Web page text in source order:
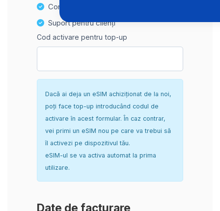
Configurare sigură și fără complicații
Suport pentru clienți
Cod activare pentru top-up
Dacă ai deja un eSIM achiziționat de la noi,
poți face top-up introducând codul de
activare în acest formular. În caz contrar,
vei primi un eSIM nou pe care va trebui să
îl activezi pe dispozitivul tău.
eSIM-ul se va activa automat la prima
utilizare.
Date de facturare